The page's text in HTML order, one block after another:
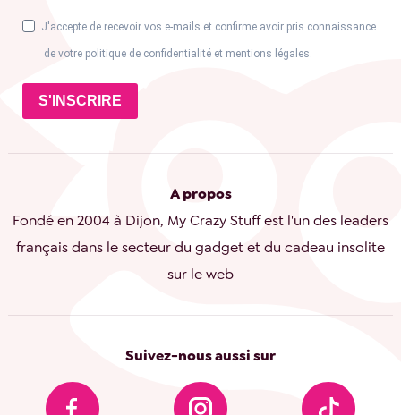
J'accepte de recevoir vos e-mails et confirme avoir pris connaissance
de votre politique de confidentialité et mentions légales.
S'INSCRIRE
A propos
Fondé en 2004 à Dijon, My Crazy Stuff est l'un des leaders
français dans le secteur du gadget et du cadeau insolite
sur le web
Suivez-nous aussi sur